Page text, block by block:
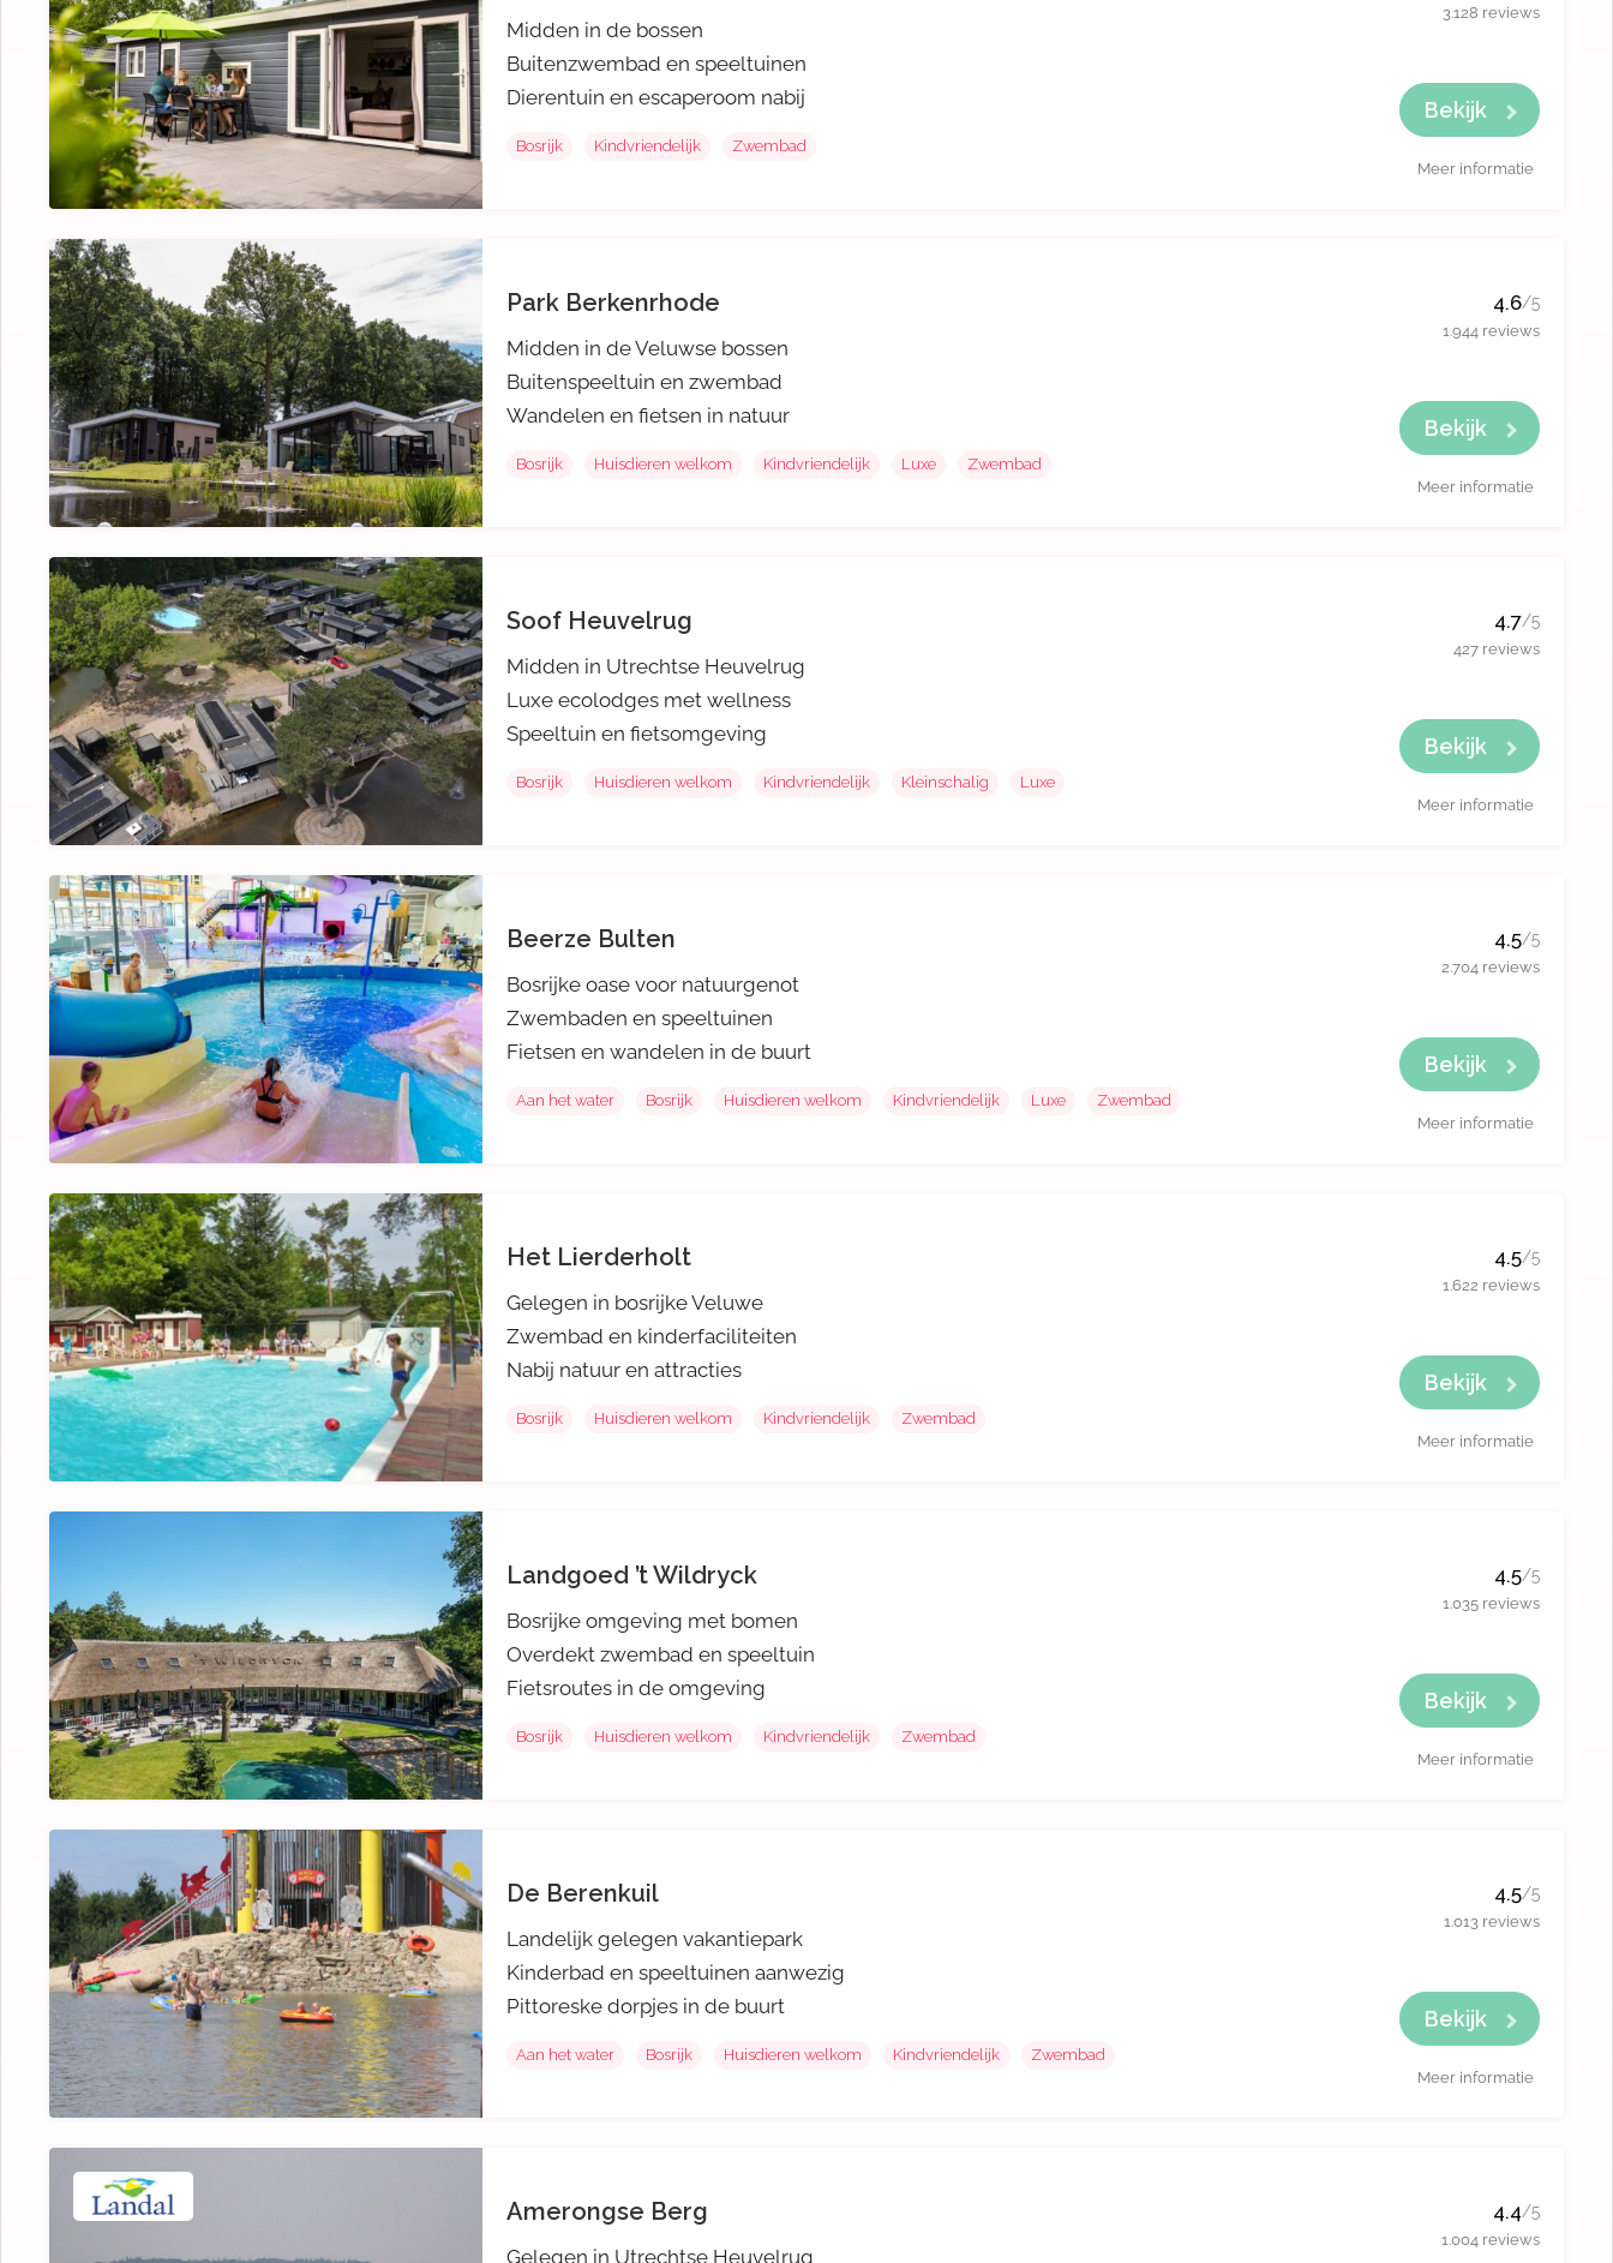
3.128 reviews
Midden in de bossen
Buitenzwembad en speeltuinen
Dierentuin en escaperoom nabij
Bosrijk Kindvriendelijk Zwembad
Bekijk
Meer informatie
Park Berkenrhode 4.6/5
1.944 reviews
Midden in de Veluwse bossen
Buitenspeeltuin en zwembad
Wandelen en fietsen in natuur
Bosrijk Huisdieren welkom Kindvriendelijk Luxe Zwembad
Bekijk
Meer informatie
Soof Heuvelrug 4.7/5
427 reviews
Midden in Utrechtse Heuvelrug
Luxe ecolodges met wellness
Speeltuin en fietsomgeving
Bosrijk Huisdieren welkom Kindvriendelijk Kleinschalig Luxe
Bekijk
Meer informatie
Beerze Bulten 4.5/5
2.704 reviews
Bosrijke oase voor natuurgenot
Zwembaden en speeltuinen
Fietsen en wandelen in de buurt
Aan het water Bosrijk Huisdieren welkom Kindvriendelijk Luxe Zwembad
Bekijk
Meer informatie
Het Lierderholt 4.5/5
1.622 reviews
Gelegen in bosrijke Veluwe
Zwembad en kinderfaciliteiten
Nabij natuur en attracties
Bosrijk Huisdieren welkom Kindvriendelijk Zwembad
Bekijk
Meer informatie
Landgoed ’t Wildryck 4.5/5
1.035 reviews
Bosrijke omgeving met bomen
Overdekt zwembad en speeltuin
Fietsroutes in de omgeving
Bosrijk Huisdieren welkom Kindvriendelijk Zwembad
Bekijk
Meer informatie
De Berenkuil 4.5/5
1.013 reviews
Landelijk gelegen vakantiepark
Kinderbad en speeltuinen aanwezig
Pittoreske dorpjes in de buurt
Aan het water Bosrijk Huisdieren welkom Kindvriendelijk Zwembad
Bekijk
Meer informatie
Amerongse Berg 4.4/5
1.004 reviews
Gelegen in Utrechtse Heuvelrug